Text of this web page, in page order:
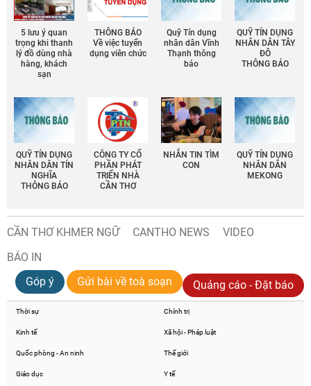
5 lưu ý quan
trọng khi thanh
lý đồ dùng nhà
hàng, khách
sạn
THÔNG BÁO
Về việc tuyển
dụng viên chức
Quỹ Tín dụng
nhân dân Vĩnh
Thạnh thông
báo
QUỸ TÍN DỤNG
NHÂN DÂN TÂY
ĐÔ
THÔNG BÁO
QUỸ TÍN DỤNG
NHÂN DÂN TÍN
NGHĨA
THÔNG BÁO
CÔNG TY CỔ
PHẦN PHÁT
TRIỂN NHÀ
CẦN THƠ
NHẮN TIN TÌM
CON
QUỸ TÍN DỤNG
NHÂN DÂN
MEKONG
CẦN THƠ KHMER NGỮ CANTHO NEWS
VIDEO
BÁO IN
Góp ý
Gửi bài về toà soạn Quảng cáo - Đặt báo
Thời sự Chính trị
Kinh tế Xã hội - Pháp luật
Quốc phòng - An ninh Thế giới
Giáo dục Y tế